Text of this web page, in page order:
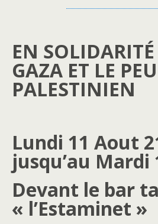
EN
GAZA ET LE
PALESTINIEN
Lundi 11 Aout
jusqu’au Mardi
Devant le bar
« l’Estaminet »